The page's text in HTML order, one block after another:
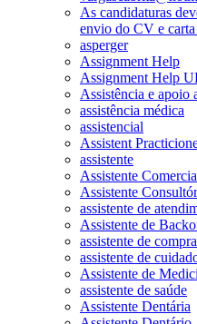
As candidaturas
envio do CV e
asperger
Assignment Help
Assignment Help
Assistência e apoio
assistência médica
assistencial
Assistent
assistente
Assistente
Assistente
assistente de
Assistente de
assistente de
assistente de
Assistente de
assistente de saúde
Assistente Dentária